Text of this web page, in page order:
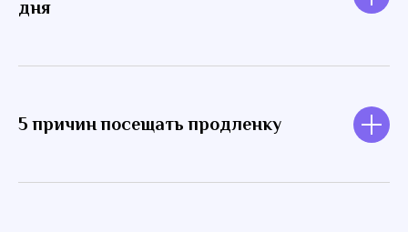
дня
5 причин посещать продленку